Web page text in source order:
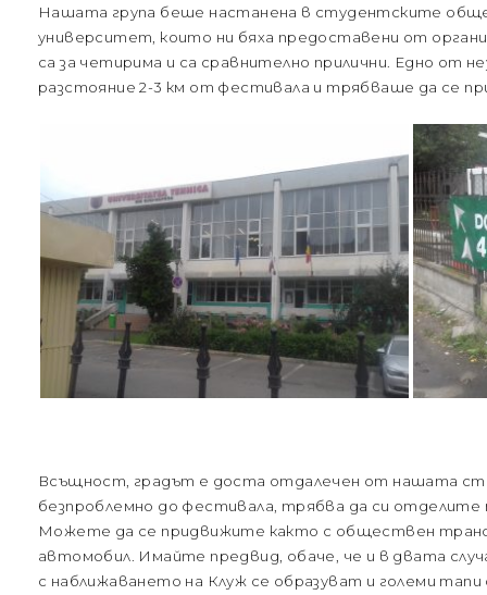
Нашата група беше настанена в студентските
университет, които ни бяха предоставени от
са за четирима и са сравнително прилични. Едно от
разстояние 2-3 км от фестивала и трябваше да се
Всъщност, градът е доста отдалечен от нашата
безпроблемно до фестивала, трябва да си отделите
Можете да се придвижите както с обществен
автомобил. Имайте предвид, обаче, че и в двата
с наближаването на Клуж се образуват и големи